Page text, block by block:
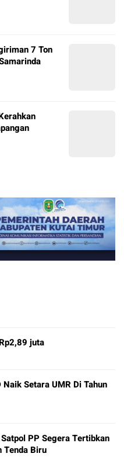
7 Ton
juta
Setara UMR Di Tahun
PP Segera Tertibkan
Tenda Biru